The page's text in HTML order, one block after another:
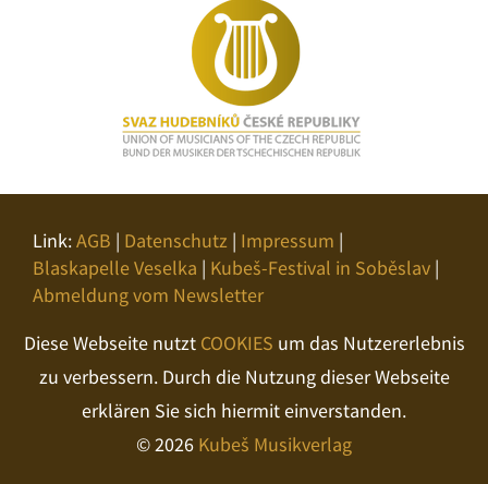
Link:AGB | Datenschutz | Impressum |
Blaskapelle Veselka | Kubeš-Festival in Soběslav |
Abmeldung vom Newsletter
Diese Webseite nutzt COOKIES um das Nutzererlebnis
zu verbessern. Durch die Nutzung dieser Webseite
erklären Sie sich hiermit einverstanden.
© 2026 Kubeš Musikverlag